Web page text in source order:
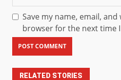
Save my name, email,
browser for the next time
RELATED STORIES